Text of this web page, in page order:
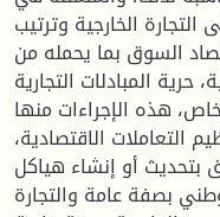
الخارجية وترتيب
السوق بما يحمله من
حرية المبادلات التجارية
هذه الإجراءات منها
التعاملات الاقتصادية،
بتحديث أو إنشاء هياكل
بصفة عامة والتجارة